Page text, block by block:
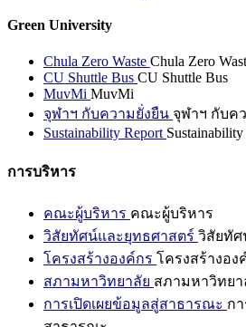
Green University
Chula Zero Waste Chula Zero
CU Shuttle Bus CU Shuttle Bus
MuvMi MuvMi
จุฬาฯ กับความยั่งยืน จุฬาฯ กับค
Sustainability Report
การบริหาร
คณะผู้บริหาร คณะผู้บริหาร
วิสัยทัศน์และยุทธศาสตร์ วิสัยทัศ
โครงสร้างองค์กร โครงสร้างอง
สภามหาวิทยาลัย สภามหาวิทยา
การเปิดเผยข้อมูลสู่สาธารณะ ก